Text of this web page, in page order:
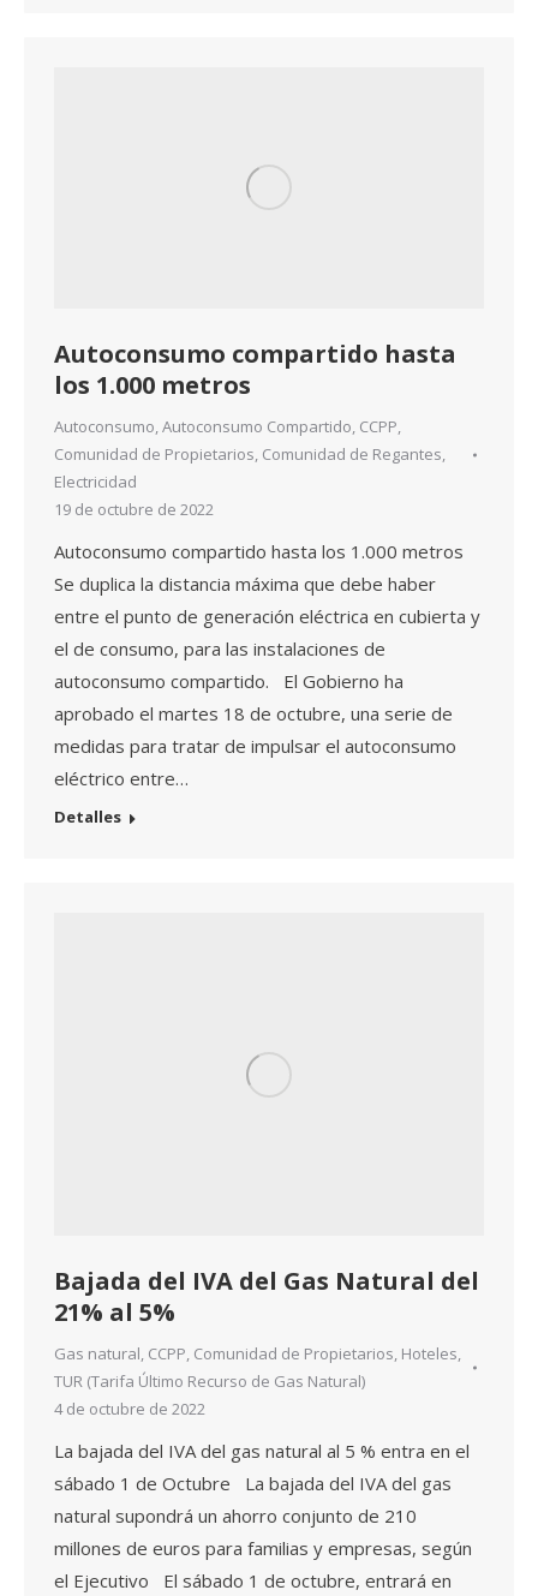
Autoconsumo compartido hasta
los 1.000 metros
Autoconsumo,Autoconsumo Compartido, CCPP,
Comunidad de Propietarios, Comunidad de Regantes,
Electricidad
19 de octubre de 2022
Autoconsumo compartido hasta los 1.000 metros
Se duplica la distancia máxima que debe haber
entre el punto de generación eléctrica en cubierta y
el de consumo, para las instalaciones de
autoconsumo compartido. El Gobierno ha
aprobado el martes 18 de octubre, una serie de
medidas para tratar de impulsar el autoconsumo
eléctrico entre…
Detalles
Bajada del IVA del Gas Natural del
21% al 5%
Gas natural CCPP Comunidad de Propietarios Hoteles
TUR (Tarifa Último Recurso de Gas Natural)
4 de octubre de 2022
La bajada del IVA del gas natural al 5 % entra en el
sábado 1 de Octubre La bajada del IVA del gas
natural supondrá un ahorro conjunto de 210
millones de euros para familias y empresas, según
el Ejecutivo El sábado 1 de octubre, entrará en